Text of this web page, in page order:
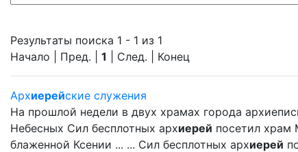
Результаты поиска 1 - 1 из 1
Начало | Пред. | 1 | След. | Конец
Архиерейские служения
На прошлой недели в двух храмах города
Небесных Сил бесплотных архиерей посетил храм
блаженной Ксении ... ... Сил бесплотных архиерей